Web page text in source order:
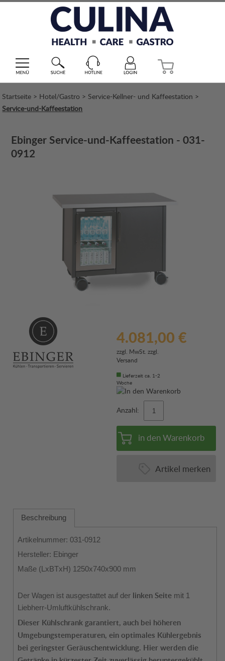
Startseite > Hotel/Gastro > Service-Kellner- und Kaffeestation >
Service-und-Kaffeestation
Ebinger Service-und-Kaffeestation - 031-
0912
4.081,00 €
zzgl. MwSt. zzgl.
Versand
Lieferzeit ca. 1-2
Woche
Anzahl:
in den Warenkorb
Artikel merken
Beschreibung
Artikelnummer: 031-0912
Hersteller: Ebinger
Maße (LxBTxH) 1250x740x900 mm
Der Wagen ist ausgestattet auf der linken Seitemit 1
Liebherr-Umluftkühlschrank.
Dieser Kühlschrank garantiert, auch bei höheren
Umgebungstemperaturen, ein optimales Kühlergebnis
bei geringster Geräuschentwicklung. Hier werden die